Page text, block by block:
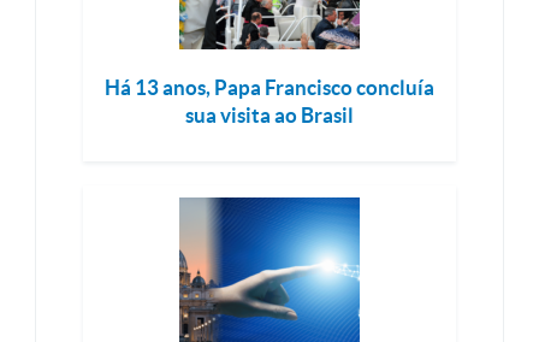
Há 13 anos, Papa Francisco concluía
sua visita ao Brasil